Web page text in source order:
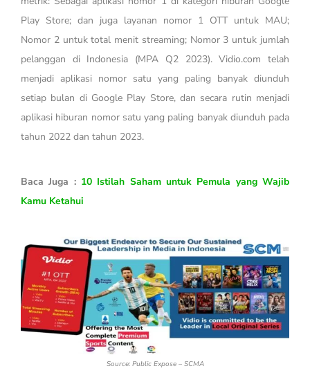
Play Store; dan juga layanan nomor 1 OTT untuk MAU;
Nomor 2 untuk total menit streaming; Nomor 3 untuk jumlah
pelanggan di Indonesia (MPA Q2 2023). Vidio.com telah
menjadi aplikasi nomor satu yang paling banyak diunduh
setiap bulan di Google Play Store, dan secara rutin menjadi
aplikasi hiburan nomor satu yang paling banyak diunduh pada
tahun 2022 dan tahun 2023.
Baca Juga : 10 Istilah Saham untuk Pemula yang Wajib
Kamu Ketahui
Source: Public Expose – SCMA